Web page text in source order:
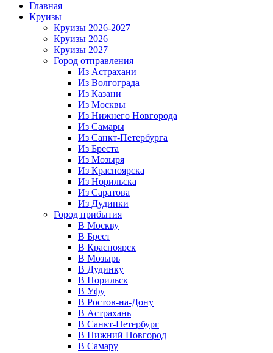
Главная
Круизы
Круизы 2026-2027
Круизы 2026
Круизы 2027
Город отправления
Из Астрахани
Из Волгограда
Из Казани
Из Москвы
Из Нижнего Новгорода
Из Самары
Из Санкт-Петербурга
Из Бреста
Из Мозыря
Из Красноярска
Из Норильска
Из Саратова
Из Дудинки
Город прибытия
В Москву
В Брест
В Красноярск
В Мозырь
В Дудинку
В Норильск
В Уфу
В Ростов-на-Дону
В Астрахань
В Санкт-Петербург
В Нижний Новгород
В Самару